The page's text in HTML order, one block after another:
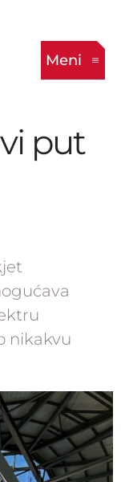
Meni
put
nikakvu